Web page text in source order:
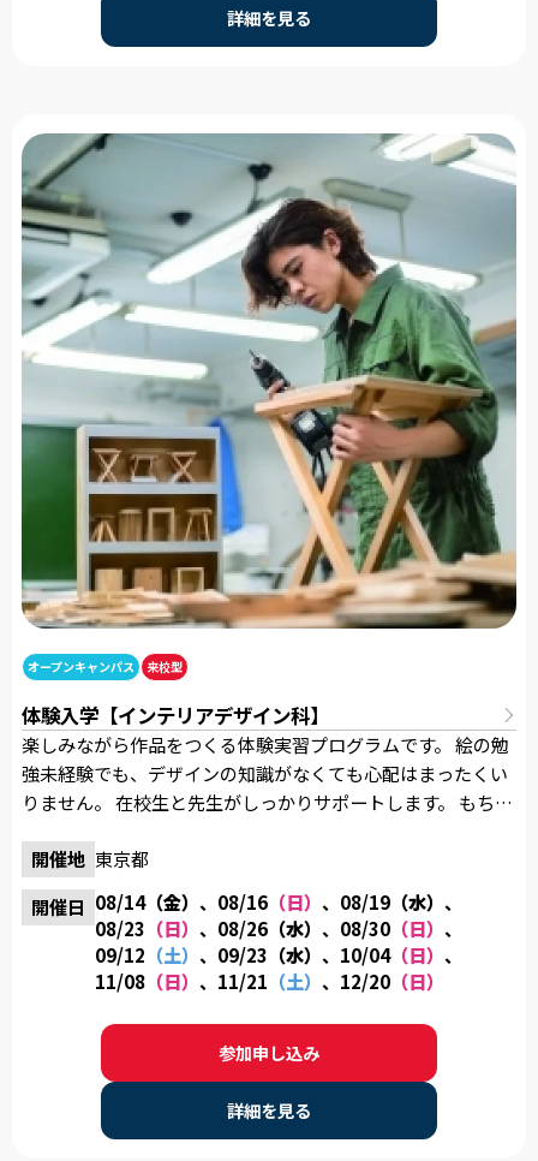
詳細を見る
オープンキャンパス 来校型
体験入学【インテリアデザイン科】
楽しみながら作品をつくる体験実習プログラムです。 絵の勉
強未経験でも、デザインの知識がなくても心配はまったくい
りません。 在校生と先生がしっかりサポートします。 もちろ
すべてお持ち帰りいただけます。 また、来校された方には
「卒業制作作品集」と「オリジナルグッズ」を進呈！ 【内
容】 体験実習／学校・学科説明／質問タイム／施設見学／入
学に関する個別相談など 【開催時間】 13：00～16：30 《当
日のタイムスケジュール例》 13:00 学校説明(日程により、総
14:00 体験実習 16:00 施設見学 16:20 終了、最後のご案内 ※希
望者は個別相談承ります。
開催地 東京都
開催日 08/14（金） 、08/16 （日） 、08/19 （水） 、
08/23 （日） 、08/26 （水） 、08/30 （日） 、
09/12 （土） 、09/23 （水） 、10/04（日） 、
11/08 （日） 、11/21 （土） 、12/20 （日）
参加申し込み
詳細を見る